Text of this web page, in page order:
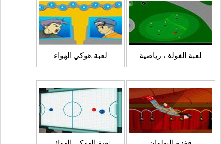
لعبة الغولف رياضية لعبة هوكي الهواء